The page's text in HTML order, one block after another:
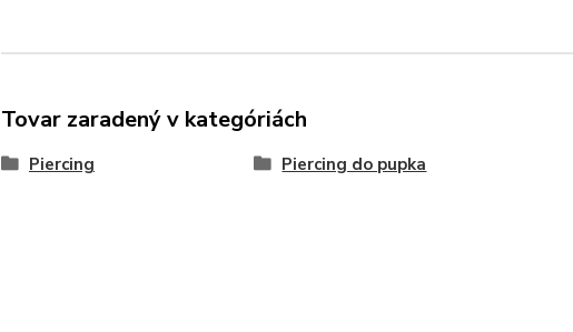
Tovar zaradený v kategóriách
Piercing Piercing do pupka